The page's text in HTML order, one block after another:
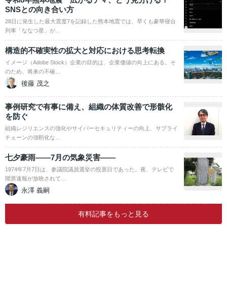
SNSとの向き合い方
28日に発生した最大震度7を記録した熊本地震では、早くも豪華寝台
列車「ななつ星」が…
構造的不確実性の拡大と対応における思考転換
イメージ（Adobe Stock）企業の目的は、企業価値の向上にある。そ
のため、将来の不確…
後藤 茂之
事例研究で有事に備え、組織の体質改善で形骸化
を防ぐ
組織レジリエンスの強化やサイバーセキュリティーの向上、サプライ
チェーンの強靭化な…
七夕豪雨――7月の気象災害――
1974年7月7日は、参議院議員選挙の投票日であった。夜、テレビで
開票速報が放映されて…
永澤 義嗣
有料記事をもっと見る